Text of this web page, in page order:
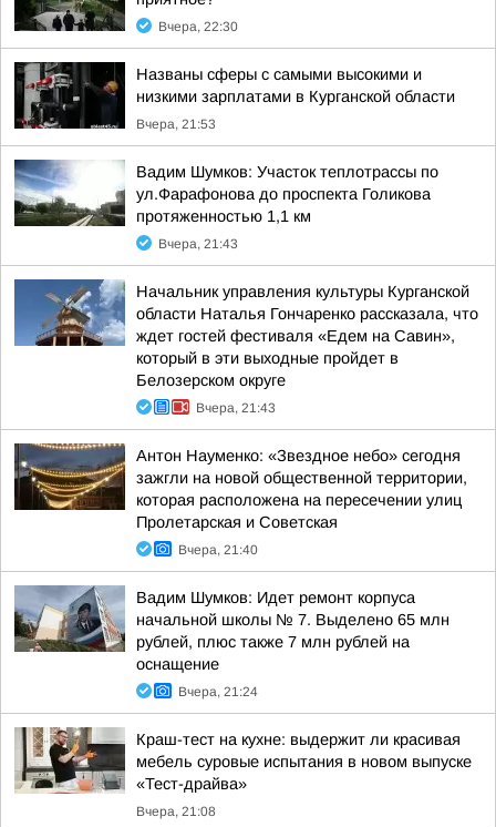
Вчера, 22:30
Названы сферы с самыми высокими и
низкими зарплатами в Курганской области
Вчера, 21:53
Вадим Шумков: Участок теплотрассы по
ул.Фарафонова до проспекта Голикова
протяженностью 1,1 км
Вчера, 21:43
Начальник управления культуры Курганской
области Наталья Гончаренко рассказала, что
ждет гостей фестиваля «Едем на Савин»,
который в эти выходные пройдет в
Белозерском округе
Вчера, 21:43
Антон Науменко: «Звездное небо» сегодня
зажгли на новой общественной территории,
которая расположена на пересечении улиц
Пролетарская и Советская
Вчера, 21:40
Вадим Шумков: Идет ремонт корпуса
начальной школы № 7. Выделено 65 млн
рублей, плюс также 7 млн рублей на
оснащение
Вчера, 21:24
Краш-тест на кухне: выдержит ли красивая
мебель суровые испытания в новом выпуске
«Тест-драйва»
Вчера, 21:08